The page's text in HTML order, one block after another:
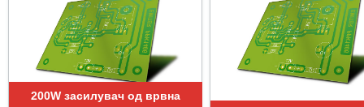
200W засилувач од врвна